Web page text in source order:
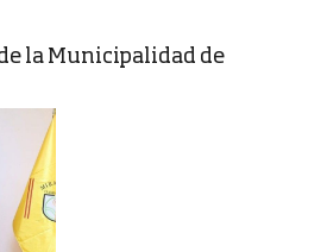
la Municipalidad de